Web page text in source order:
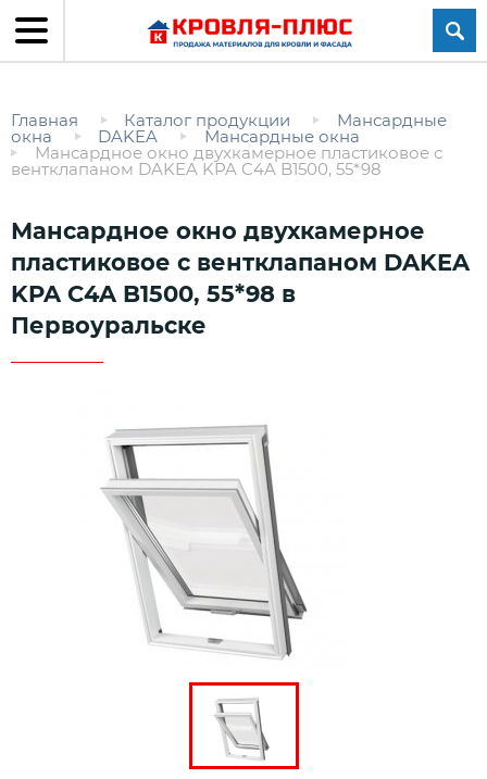
Главная Каталог продукции Мансардные
окна DAKEA Мансардные окна
Мансардное окно двухкамерное пластиковое с
вентклапаном DAKEA KPA C4A B1500, 55*98
Мансардное окно двухкамерное
пластиковое с вентклапаном DAKEA
KPA C4A B1500, 55*98 в
Первоуральске